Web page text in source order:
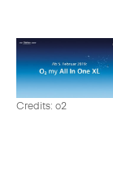
Credits: o2